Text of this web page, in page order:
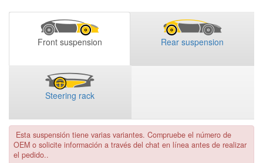
Front suspension Rear suspension
Steering rack
Esta suspensión tiene varias variantes. Compruebe el número de
OEM o solicite información a través del chat en línea antes de realizar
el pedido..